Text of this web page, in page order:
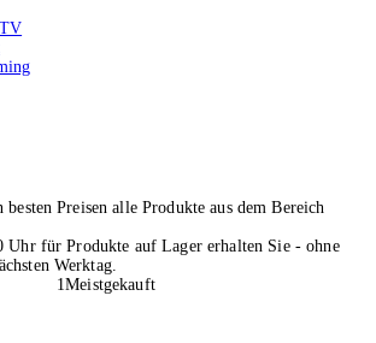
Preisen alle Produkte aus dem Bereich
Uhr für Produkte auf Lager erhalten Sie - ohne
Werktag.
1Meistgekauft